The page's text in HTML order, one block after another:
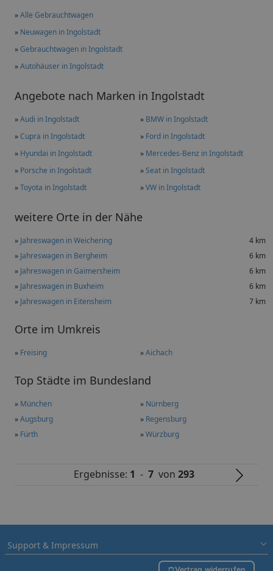
»Alle Gebrauchtwagen
» Neuwagen in Ingolstadt
»Gebrauchtwagen in Ingolstadt
»Autohäuser in Ingolstadt
Angebote nach Marken in Ingolstadt
»Audi in Ingolstadt » BMW in Ingolstadt
»Cupra in Ingolstadt » Ford in Ingolstadt
» Hyundai in Ingolstadt » Mercedes-Benz in Ingolstadt
» Porsche in Ingolstadt »Seat in Ingolstadt
»Toyota in Ingolstadt »VW in Ingolstadt
weitere Orte in der Nähe
» Jahreswagen in Weichering
4 km
» Jahreswagen in Bergheim
6 km
» Jahreswagen in Gaimersheim
6 km
» Jahreswagen in Buxheim
6 km
» Jahreswagen in Eitensheim 7 km
Orte im Umkreis
» Freising »Aichach
Top Städte im Bundesland
» München » Nürnberg
»Augsburg » Regensburg
» Fürth »Würzburg
Ergebnisse: 1 - 7von 293
Support & Impressum